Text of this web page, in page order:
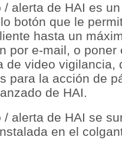
alerta de HAI es
botón que le
hasta un
por e-mail, o
de video vigilancia,
para la acción de
de HAI.
alerta de HAI se
en el